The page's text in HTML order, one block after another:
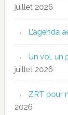
juillet 2026
L’agenda
Un vol, un
juillet 2026
ZRT pour
2026